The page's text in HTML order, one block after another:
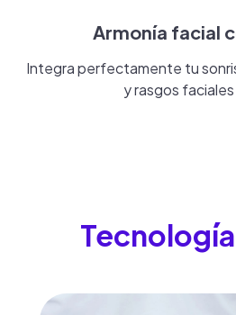
Armonía facial
Integra perfectamente tu
y rasgos
Tecnología